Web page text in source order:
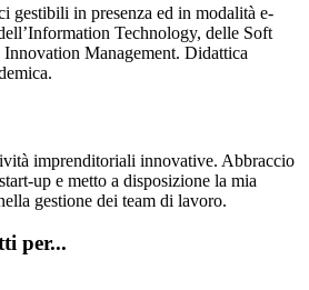
gestibili in presenza ed in modalità e-
Technology, delle Soft
Management. Didattica
imprenditoriali innovative. Abbraccio
up e metto a disposizione la mia
gestione dei team di lavoro.
per...